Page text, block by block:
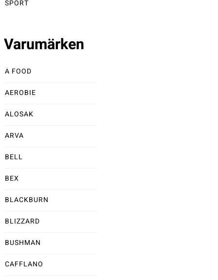
SPORT
Varumärken
A FOOD
AEROBIE
ALOSAK
ARVA
BELL
BEX
BLACKBURN
BLIZZARD
BUSHMAN
CAFFLANO